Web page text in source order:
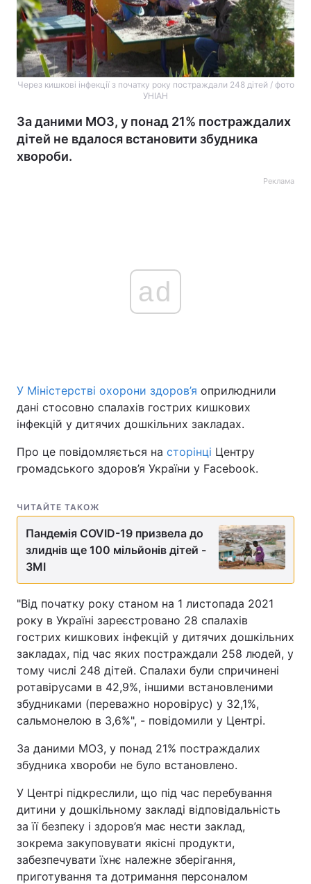
Через кишкові інфекції з початку року постраждали 248 дітей / фото
УНІАН
За даними МОЗ, у понад 21% постраждалих
дітей не вдалося встановити збудника
хвороби.
Реклама
ad
У Міністерстві охорони здоров’я оприлюднили
дані стосовно спалахів гострих кишкових
інфекцій у дитячих дошкільних закладах.
Про це повідомляється на сторінці Центру
громадського здоров’я України у Facebook.
ЧИТАЙТЕ ТАКОЖ
Пандемія COVID-19 призвела до
злиднів ще 100 мільйонів дітей -
ЗМІ
"Від початку року станом на 1 листопада 2021
року в Україні зареєстровано 28 спалахів
гострих кишкових інфекцій у дитячих дошкільних
закладах, під час яких постраждали 258 людей, у
тому числі 248 дітей. Спалахи були спричинені
ротавірусами в 42,9%, іншими встановленими
збудниками (переважно норовірус) у 32,1%,
сальмонелою в 3,6%", - повідомили у Центрі.
За даними МОЗ, у понад 21% постраждалих
збудника хвороби не було встановлено.
У Центрі підкреслили, що під час перебування
дитини у дошкільному закладі відповідальність
за її безпеку і здоров’я має нести заклад,
зокрема закуповувати якісні продукти,
забезпечувати їхнє належне зберігання,
приготування та дотримання персоналом